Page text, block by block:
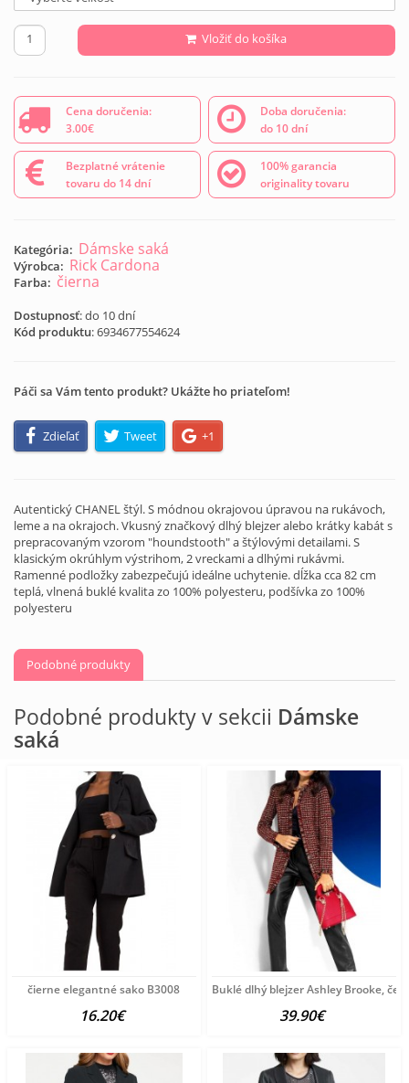
Vložiť do košíka
Cena doručenia:
3.00€
Doba doručenia:
do 10 dní
Bezplatné vrátenie
tovaru do 14 dní
100% garancia
originality tovaru
Kategória: Dámske saká
Výrobca: Rick Cardona
Farba: čierna
Dostupnosť: do 10 dní
Kód produktu:6934677554624
Páči sa Vám tento produkt? Ukážte ho priateľom!
Zdieľať Tweet +1
Autentický CHANEL štýl. S módnou okrajovou úpravou na rukávoch,
leme a na okrajoch. Vkusný značkový dlhý blejzer alebo krátky kabát s
prepracovaným vzorom "houndstooth" a štýlovými detailami. S
klasickým okrúhlym výstrihom, 2 vreckami a dlhými rukávmi.
Ramenné podložky zabezpečujú ideálne uchytenie. dĺžka cca 82 cm
teplá, vlnená buklé kvalita zo 100% polyesteru, podšívka zo 100%
polyesteru
Podobné produkty
Podobné produkty v sekcii Dámske
saká
čierne elegantné sako B3008
16.20€
Buklé dlhý blejzer Ashley Brooke,
39.90€